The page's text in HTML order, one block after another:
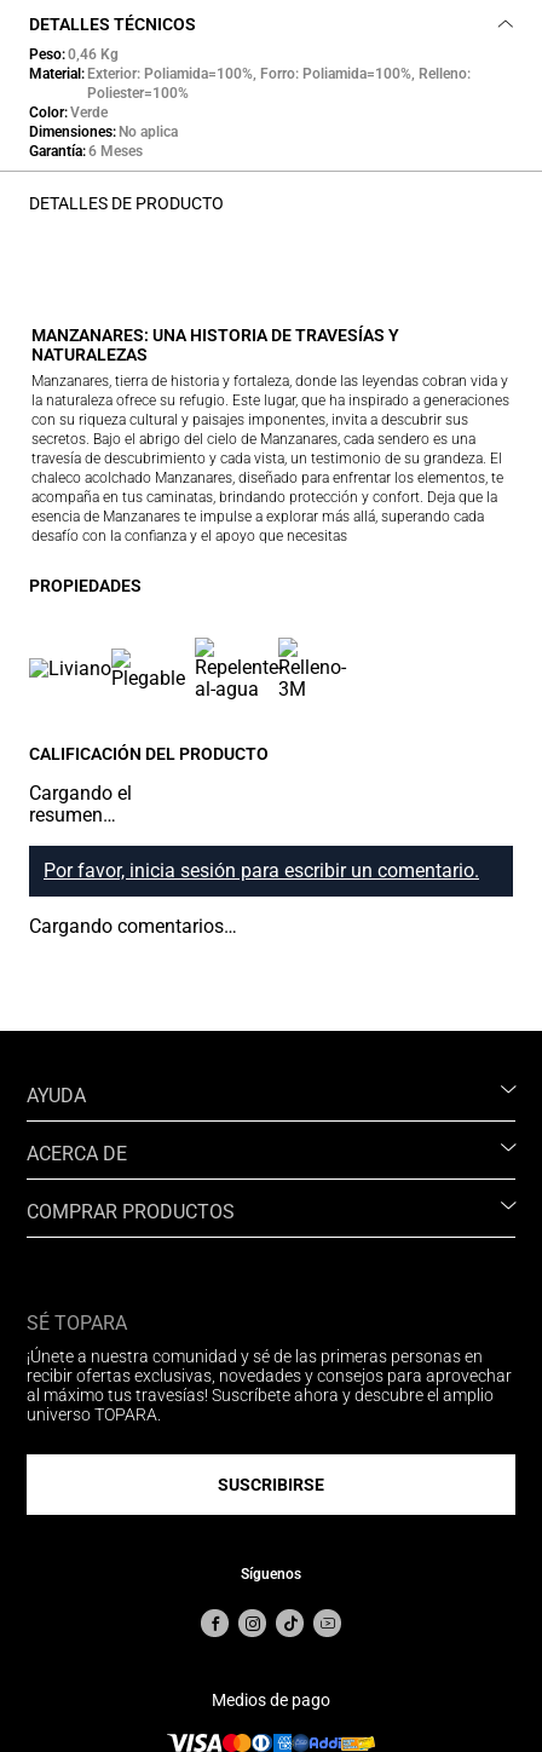
DETALLES TÉCNICOS
Peso 0,46 Kg
Material
Exterior: Poliamida=100%, Forro: Poliamida=100%, Relleno:
Poliester=100%
Color Verde
Dimensiones No aplica
Garantía 6 Meses
DETALLES DE PRODUCTO
MANZANARES: UNA HISTORIA DE TRAVESÍAS Y
NATURALEZAS
Manzanares, tierra de historia y fortaleza, donde las leyendas cobran vida y
la naturaleza ofrece su refugio. Este lugar, que ha inspirado a generaciones
con su riqueza cultural y paisajes imponentes, invita a descubrir sus
secretos. Bajo el abrigo del cielo de Manzanares, cada sendero es una
travesía de descubrimiento y cada vista, un testimonio de su grandeza. El
chaleco acolchado Manzanares, diseñado para enfrentar los elementos, te
acompaña en tus caminatas, brindando protección y confort. Deja que la
esencia de Manzanares te impulse a explorar más allá, superando cada
desafío con la confianza y el apoyo que necesitas
PROPIEDADES
CALIFICACIÓN DEL PRODUCTO
Cargando el
resumen…
Por favor, inicia sesión para escribir un comentario.
Cargando comentarios…
AYUDA
ACERCA DE
COMPRAR PRODUCTOS
SÉ TOPARA
¡Únete a nuestra comunidad y sé de las primeras personas en
recibir ofertas exclusivas, novedades y consejos para aprovechar
al máximo tus travesías! Suscríbete ahora y descubre el amplio
universo TOPARA.
SUSCRIBIRSE
Síguenos
Medios de pago